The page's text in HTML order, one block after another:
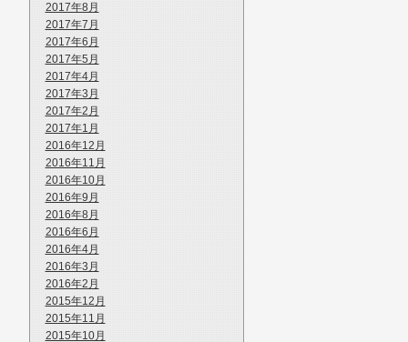
2017年8月
2017年7月
2017年6月
2017年5月
2017年4月
2017年3月
2017年2月
2017年1月
2016年12月
2016年11月
2016年10月
2016年9月
2016年8月
2016年6月
2016年4月
2016年3月
2016年2月
2015年12月
2015年11月
2015年10月